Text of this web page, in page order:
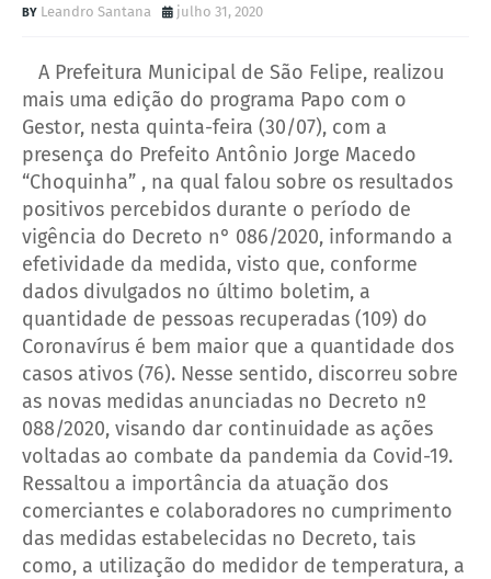
Leandro Santana julho 31, 2020
A Prefeitura Municipal de São Felipe, realizou
mais uma edição do programa Papo com o
Gestor, nesta quinta-feira (30/07), com a
presença do Prefeito Antônio Jorge Macedo
“Choquinha” , na qual falou sobre os resultados
positivos percebidos durante o período de
vigência do Decreto n° 086/2020, informando a
efetividade da medida, visto que, conforme
dados divulgados no último boletim, a
quantidade de pessoas recuperadas (109) do
Coronavírus é bem maior que a quantidade dos
casos ativos (76). Nesse sentido, discorreu sobre
as novas medidas anunciadas no Decreto nº
088/2020, visando dar continuidade as ações
voltadas ao combate da pandemia da Covid-19.
Ressaltou a importância da atuação dos
comerciantes e colaboradores no cumprimento
das medidas estabelecidas no Decreto, tais
como, a utilização do medidor de temperatura, a